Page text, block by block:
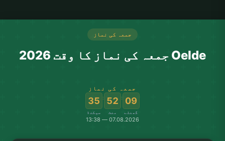
جمعہ کی نماز
Oelde جمعہ کی نماز کا وقت 2026
جمعہ کی نماز
09
گھنٹے
:
52
منٹ
:
35
سیکنڈ
07.08.2026 — 13:38